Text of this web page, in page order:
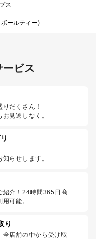
ス
ールティー)
ービス
だくさん！
見逃しなく。
らせします。
紹介！24時間365日商
可能。
り
全店舗の中から受け取